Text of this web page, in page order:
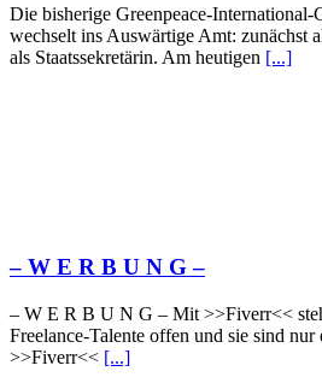
Die bisherige Greenpeace-
wechselt ins Auswärtige Amt: zunächst
als Staatssekretärin. Am heutigen [...]
– W Ε R Β U Ν G –
– W Ε R Β U Ν G – Mit >>Fiverr<<
Freelance-Talente offen und sie sind
>>Fiverr<< [...]